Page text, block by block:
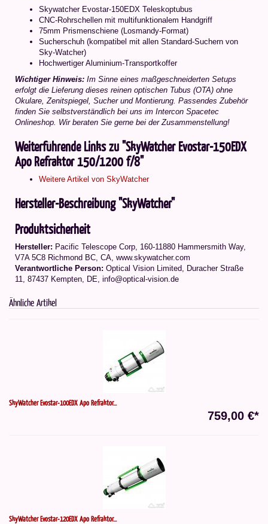
Skywatcher Evostar-150EDX Teleskoptubus
CNC-Rohrschellen mit multifunktionalem Handgriff
75mm Prismenschiene (Losmandy-Format)
Sucherschuh (kompatibel mit allen Standard-Suchern von
Sky-Watcher)
Hochwertiger Aluminium-Transportkoffer
Wichtiger Hinweis: Im Sinne eines maßgeschneiderten Setups
erfolgt die Lieferung dieses reinen optischen Tubus (OTA) ohne
Okulare, Zenitspiegel, Sucher und Montierung. Passendes Zubehör
finden Sie selbstverständlich bei uns im Intercon Spacetec
Onlineshop. Wir beraten Sie gerne bei der Zusammenstellung!
Weiterführende Links zu "SkyWatcher Evostar-150EDX
Apo Refraktor 150/1200 f/8"
Weitere Artikel von SkyWatcher
Hersteller-Beschreibung "SkyWatcher"
Produktsicherheit
Hersteller: Pacific Telescope Corp, 160-11880 Hammersmith Way,
V7A 5C8 Richmond BC, CA, www.skywatcher.com
Verantwortliche Person: Optical Vision Limited, Duracher Straße
11, 87437 Kempten, DE, info@optical-vision.de
Ähnliche Artikel
SkyWatcher Evostar-100EDX Apo Refraktor...
759,00 €*
SkyWatcher Evostar-120EDX Apo Refraktor...